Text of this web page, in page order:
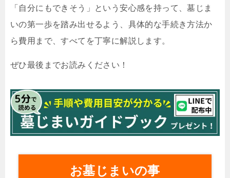
「自分にもできそう」という安心感を持って、墓じま
いの第一歩を踏み出せるよう、具体的な手続き方法か
ら費用まで、すべてを丁寧に解説します。
ぜひ最後までお読みください！
お墓じまいの事